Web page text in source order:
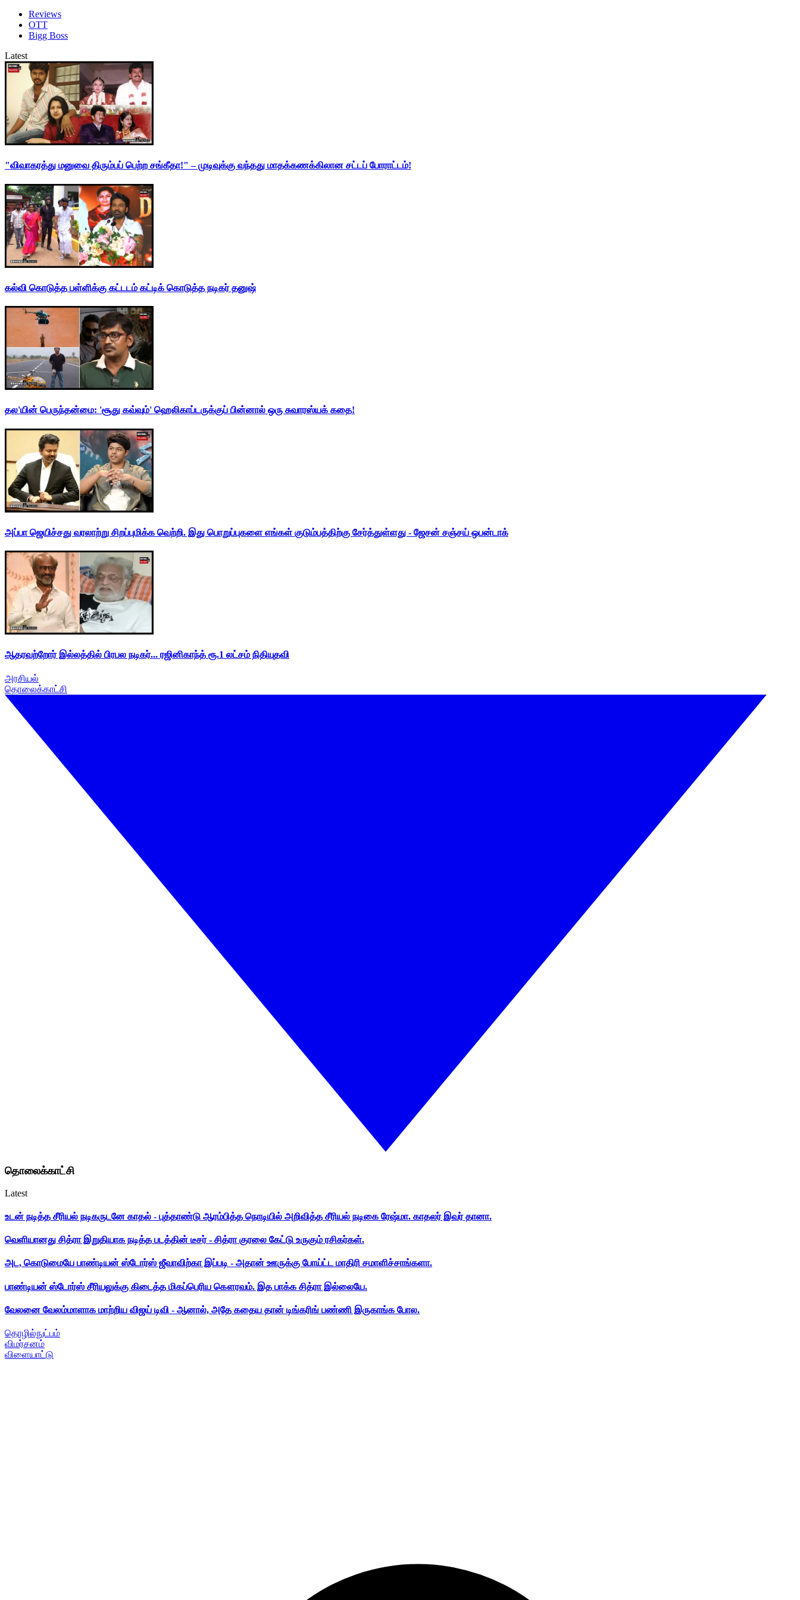
Reviews
OTT
Bigg Boss
Latest
"விவாகரத்து மனுவை திரும்பப் பெற்ற சங்கீதா!" – முடிவுக்கு வந்தது மாதக்கணக்கிலான சட்டப் போராட்டம்!
கல்வி கொடுத்த பள்ளிக்கு கட்டடம் கட்டிக் கொடுத்த நடிகர் தனுஷ்
தல'யின் பெருந்தன்மை: 'சூது கவ்வும்' ஹெலிகாப்டருக்குப் பின்னால் ஒரு சுவாரஸ்யக் கதை!
அப்பா ஜெயிச்சது வரலாற்று சிறப்புமிக்க வெற்றி. இது பொறுப்புகளை எங்கள் குடும்பத்திற்கு சேர்த்துள்ளது - ஜேசன் சஞ்சய் ஒபன்டாக்
ஆதரவற்றோர் இல்லத்தில் பிரபல நடிகர்... ரஜினிகாந்த் ரூ.1 லட்சம் நிதியுதவி
அரசியல்
தொலைக்காட்சி
தொலைக்காட்சி
Latest
உடன் நடித்த சீரியல் நடிகருடனே காதல் - புத்தாண்டு ஆரம்பித்த நொடியில் அறிவித்த சீரியல் நடிகை ரேஷ்மா. காதலர் இவர் தானா.
வெளியானது சித்ரா இறுதியாக நடித்த படத்தின் டீசர் - சித்ரா குரலை கேட்டு உருகும் ரசிகர்கள்.
அட, கொடுமையே பாண்டியன் ஸ்டோர்ஸ் ஜீவாவிற்கா இப்படி - அதான் ஊருக்கு போய்ட்ட மாதிரி சமாளிச்சாங்களா.
பாண்டியன் ஸ்டோர்ஸ் சீரியலுக்கு கிடைத்த மிகப்பெரிய கௌரவம். இத பாக்க சித்ரா இல்லையே.
வேலனை வேலம்மாளாக மாற்றிய விஜய் டிவி - ஆனால், அதே கதைய தான் டிங்கரிங் பண்ணி இருகாங்க போல.
தொழில்நுட்பம்
விமர்சனம்
விளையாட்டு